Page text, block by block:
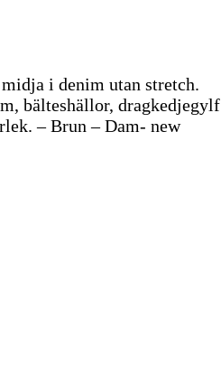
i denim utan stretch.
bälteshällor, dragkedjegylf
– Brun – Dam- new